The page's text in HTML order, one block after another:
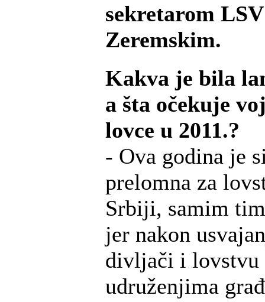
sekretarom
Zeremskim.
Kakva je bila
a šta očekuje
lovce u 2011.?
- Ova godina je
prelomna za
Srbiji, samim
jer nakon
divljači i lovstvu
udruženjima